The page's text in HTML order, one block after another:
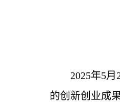
2025年5月
的创新创业成